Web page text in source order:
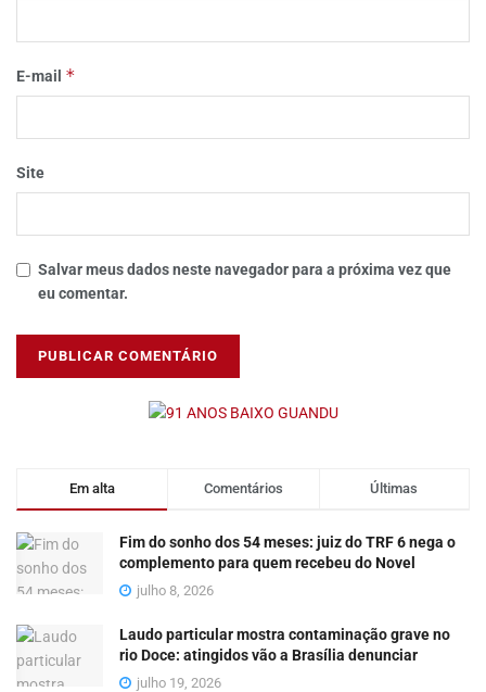
E-mail *
Site
Salvar meus dados neste navegador para a próxima vez que
eu comentar.
Em alta Comentários Últimas
Fim do sonho dos 54 meses: juiz do TRF 6 nega o
complemento para quem recebeu do Novel
julho 8, 2026
Laudo particular mostra contaminação grave no
rio Doce: atingidos vão a Brasília denunciar
julho 19, 2026